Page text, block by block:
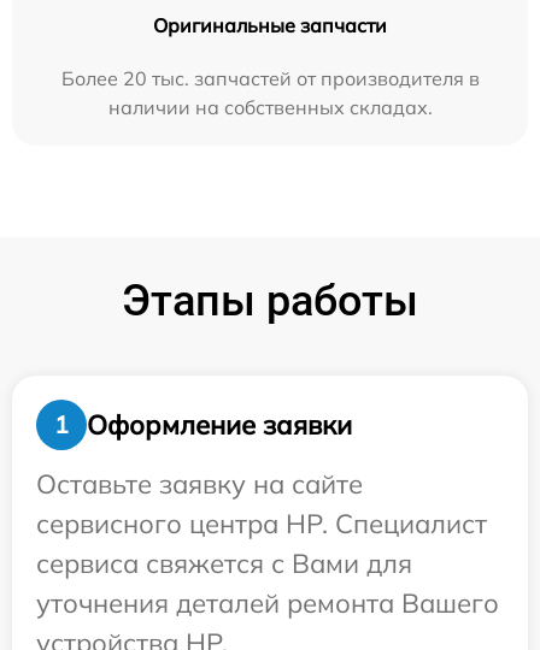
Оригинальные запчасти
Более 20 тыс. запчастей от производителя в
наличии на собственных складах.
Этапы работы
1
Оформление заявки
Оставьте заявку на сайте
сервисного центра HP. Специалист
сервиса свяжется с Вами для
уточнения деталей ремонта Вашего
устройства HP.